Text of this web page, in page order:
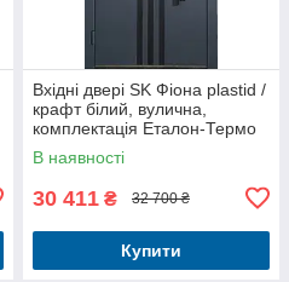
Вхідні двері SK Фіона plastid /
крафт білий, вулична,
комплектація Еталон-Термо
В наявності
30 411 ₴ 32 700 ₴
Купити